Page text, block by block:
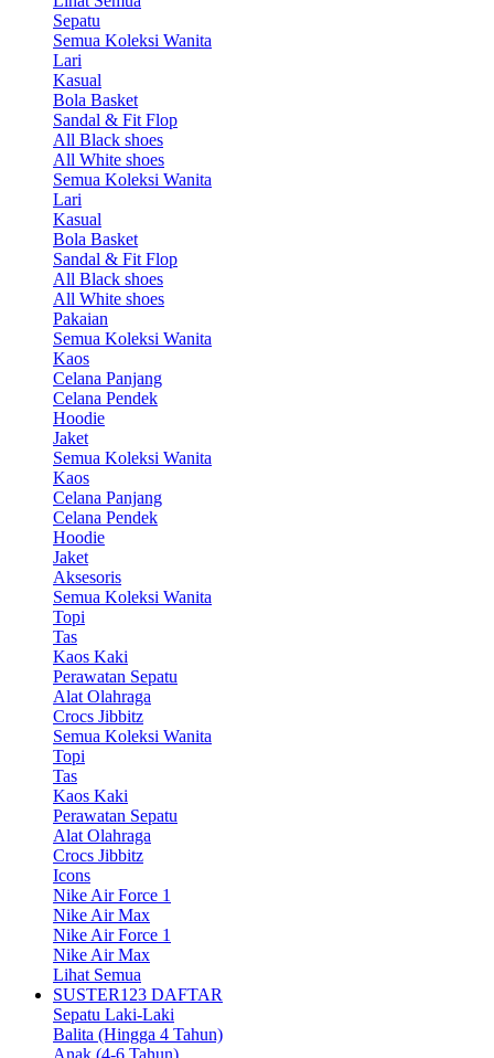
Sepatu
Semua Koleksi Wanita
Lari
Kasual
Bola Basket
Sandal & Fit Flop
All Black shoes
All White shoes
Semua Koleksi Wanita
Lari
Kasual
Bola Basket
Sandal & Fit Flop
All Black shoes
All White shoes
Pakaian
Semua Koleksi Wanita
Kaos
Celana Panjang
Celana Pendek
Hoodie
Jaket
Semua Koleksi Wanita
Kaos
Celana Panjang
Celana Pendek
Hoodie
Jaket
Aksesoris
Semua Koleksi Wanita
Topi
Tas
Kaos Kaki
Perawatan Sepatu
Alat Olahraga
Crocs Jibbitz
Semua Koleksi Wanita
Topi
Tas
Kaos Kaki
Perawatan Sepatu
Alat Olahraga
Crocs Jibbitz
Icons
Nike Air Force 1
Nike Air Max
Nike Air Force 1
Nike Air Max
Lihat Semua
SUSTER123 DAFTAR
Sepatu Laki-Laki
Balita (Hingga 4 Tahun)
Anak (4-6 Tahun)